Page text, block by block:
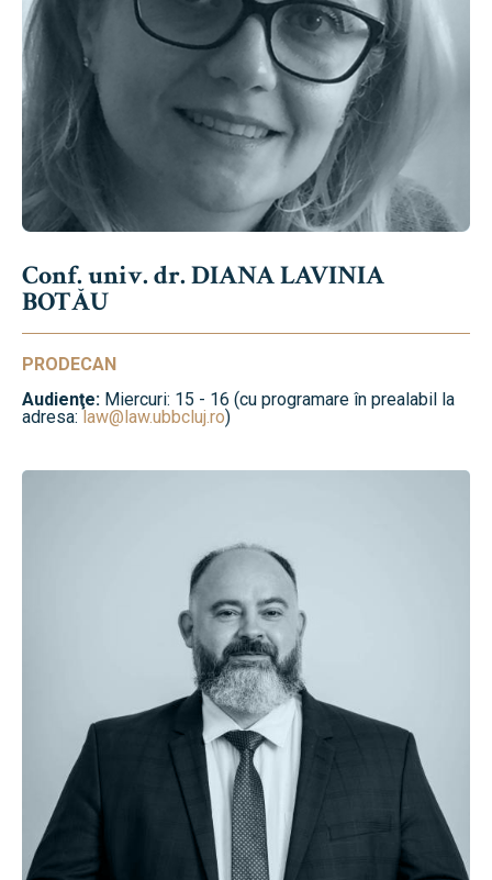
Conf. univ. dr. DIANA LAVINIA
BOTĂU
PRODECAN
Audienţe: Miercuri: 15 - 16 (cu programare în prealabil la
adresa: law@law.ubbcluj.ro)